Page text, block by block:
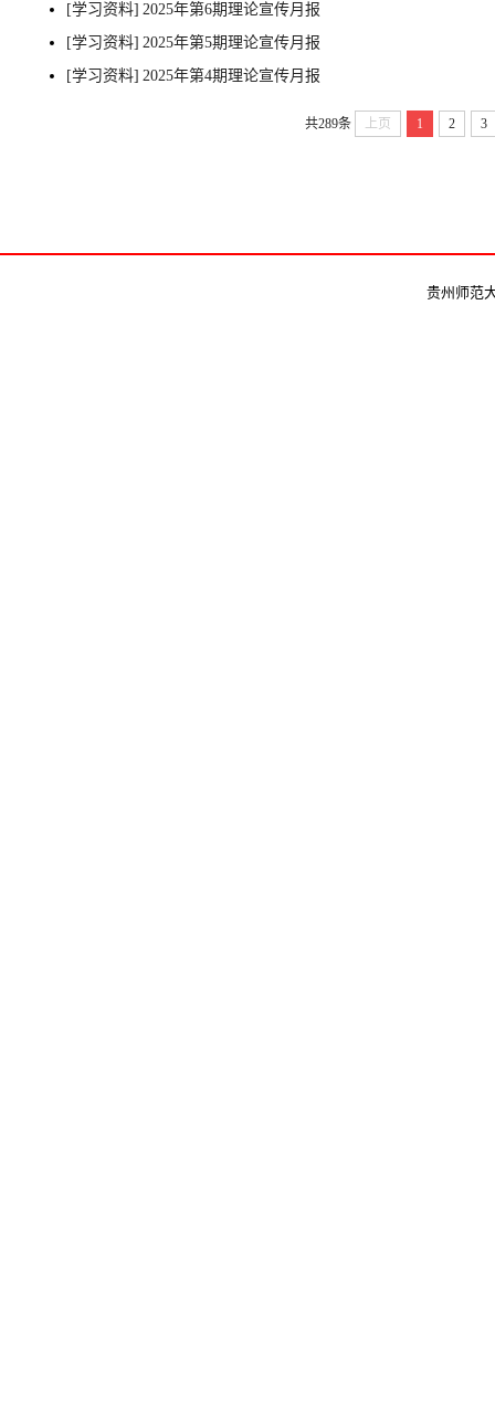
[学习资料] 2025年第6期理论宣传月报
[学习资料] 2025年第5期理论宣传月报
[学习资料] 2025年第4期理论宣传月报
共289条 上页 1 2 3
贵州师范